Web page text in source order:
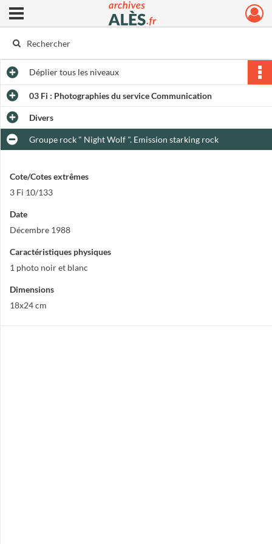
Archives municipales d'Alès
Ouvrir le menu déroulant
Dépliertous les niveaux
03 Fi : Photographies du service Communication
Divers
Groupe rock " Night Wolf ". Emission starking rock
Cote/Cotes extrêmes
3 Fi 10/133
Date
Décembre 1988
Caractéristiques physiques
1 photo noir et blanc
Dimensions
18x24 cm